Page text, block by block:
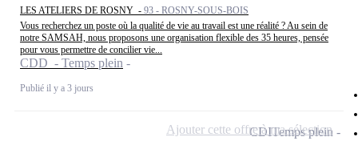
LES ATELIERS DE ROSNY - 93 - ROSNY-SOUS-BOIS
Vous recherchez un poste où la qualité de vie au travail est une réalité ? Au sein de
notre SAMSAH, nous proposons une organisation flexible des 35 heures, pensée
pour vous permettre de concilier vie...
CDD - Temps plein
Publié il y a 3 jours
CDITemps plein
Ajouter cette offre à ma sélection